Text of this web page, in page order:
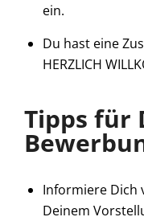
ein.
Du hast eine
HERZLICH
Tipps für
Informiere Dich
Deinem